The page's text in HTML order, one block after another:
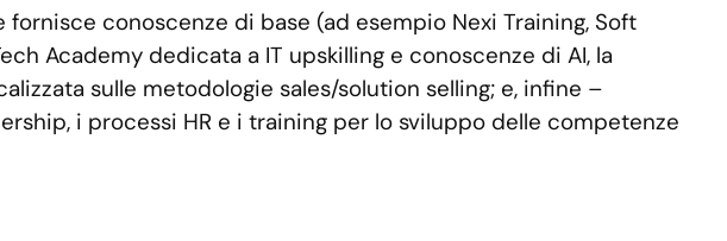
conoscenze di base (ad esempio Nexi Training, Soft
Academy dedicata a IT upskilling e conoscenze di AI, la
sulle metodologie sales/solution selling; e, infine –
i processi HR e i training per lo sviluppo delle competenze